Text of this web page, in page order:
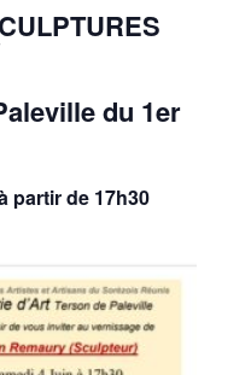
du 1er
partir de 17h30